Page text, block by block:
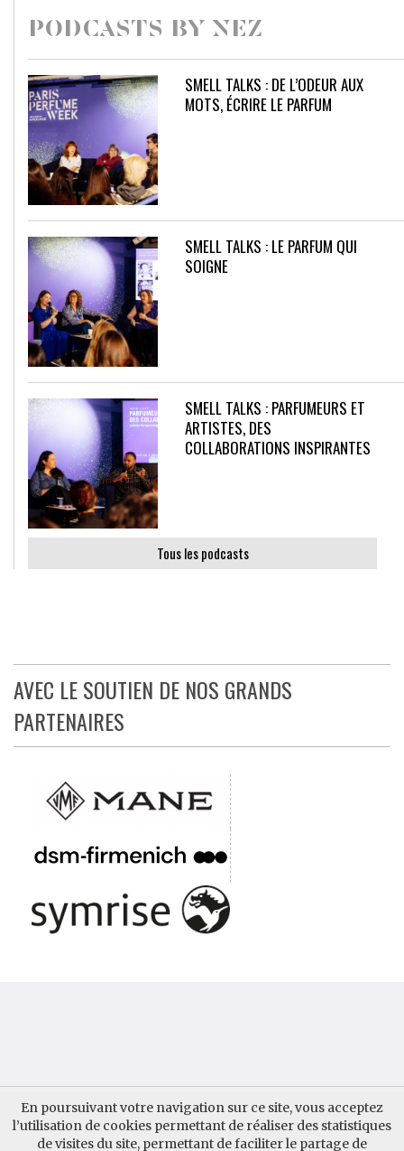
En poursuivant votre navigation sur ce site, vous acceptez
l’utilisation de cookies permettant de réaliser des statistiques
de visites du site, permettant de faciliter le partage de
PODCASTS BY NEZ
SMELL TALKS : DE L’ODEUR AUX
MOTS, ÉCRIRE LE PARFUM
SMELL TALKS : LE PARFUM QUI
SOIGNE
SMELL TALKS : PARFUMEURS ET
ARTISTES, DES
COLLABORATIONS INSPIRANTES
Tous les podcasts
AVEC LE SOUTIEN DE NOS GRANDS
PARTENAIRES
QUI SOMMES-NOUS ? CONTACTER AUPARFUM
GUIDE AUPARFUM MENTIONS LÉGALES INSCRIPTION